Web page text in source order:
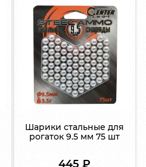
Шарики стальные для
рогаток 9.5 мм 75 шт
445₽